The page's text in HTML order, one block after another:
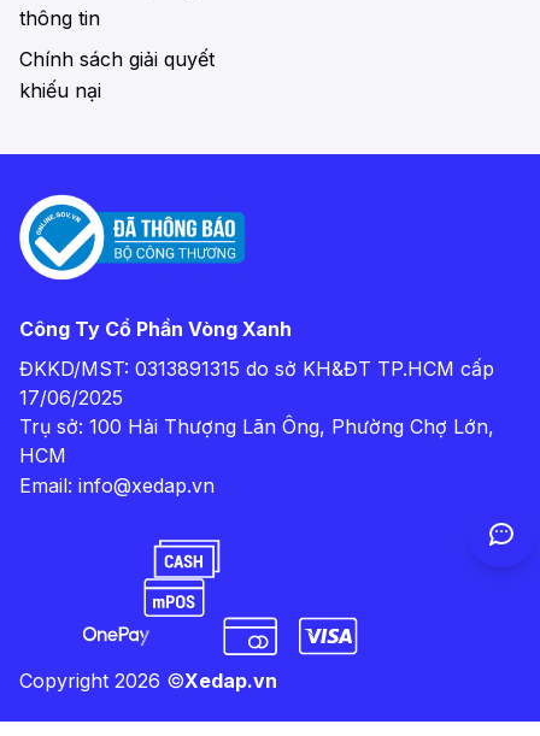
thông tin
Chính sách giải quyết
khiếu nại
Công Ty Cổ Phần Vòng Xanh
ĐKKD/MST: 0313891315 do sở KH&ĐT TP.HCM cấp
17/06/2025
Trụ sở: 100 Hải Thượng Lãn Ông, Phường Chợ Lớn,
HCM
Email: info@xedap.vn
Copyright 2026 ©Xedap.vn